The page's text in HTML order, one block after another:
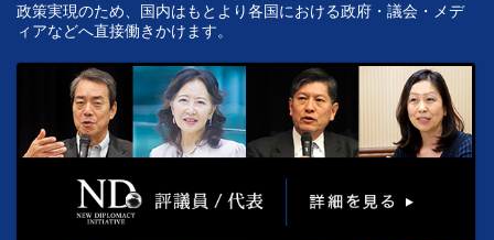
政策実現のため、国内はもとより各国における政府・議会・メデ
ィアなどへ直接働きかけます。